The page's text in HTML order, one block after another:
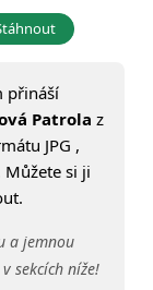
přináší
Patrola z
JPG ,
si ji
a jemnou
sekcích níže!